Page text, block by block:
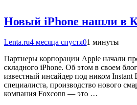
Новый iPhone нашли в
Lenta.ru4 месяца спустя01 минуты
Партнеры корпорации Apple начали
складного iPhone. Об этом в своем
известный инсайдер под ником
специалиста, производство нового
компания Foxconn — это …